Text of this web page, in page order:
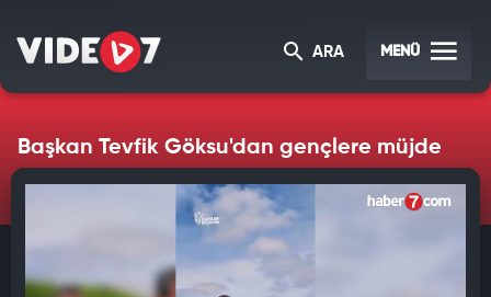
ARA MENÜ
Başkan Tevfik Göksu'dan gençlere müjde